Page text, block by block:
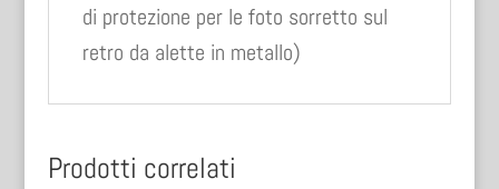
di protezione per le foto sorretto sul
retro da alette in metallo)
Prodotti correlati